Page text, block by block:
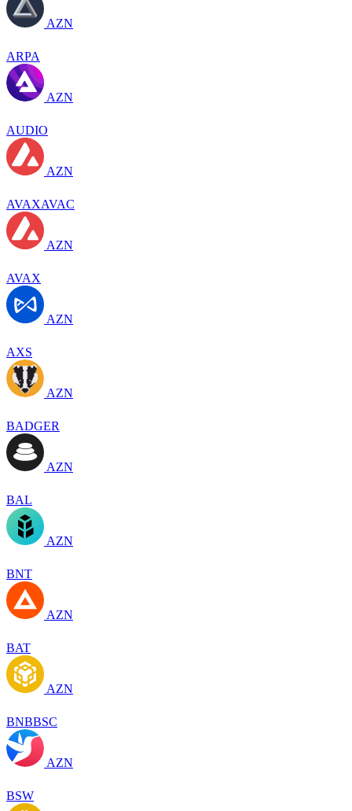
AZN
ARPA
AZN
AUDIO
AZN
AVAXAVAC
AZN
AVAX
AZN
AXS
AZN
BADGER
AZN
BAL
AZN
BNT
AZN
BAT
AZN
BNBBSC
AZN
BSW